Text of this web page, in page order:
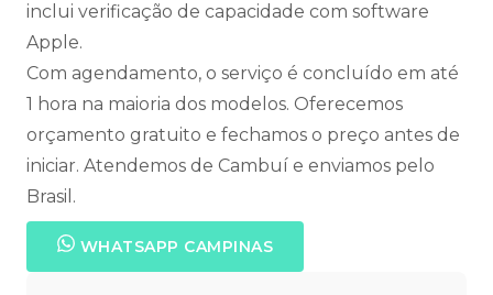
inclui verificação de capacidade com software
Apple.
Com agendamento, o serviço é concluído em até
1 hora na maioria dos modelos. Oferecemos
orçamento gratuito e fechamos o preço antes de
iniciar. Atendemos de Cambuí e enviamos pelo
Brasil.
WHATSAPP CAMPINAS